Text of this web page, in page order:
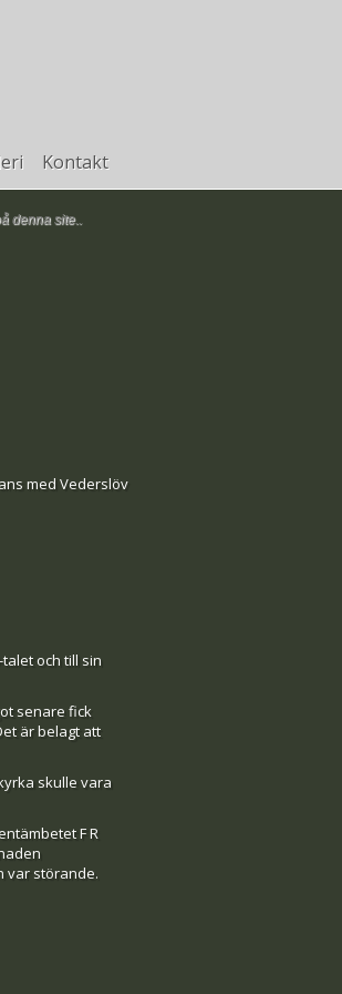
Kontakt
med Vederslöv
och till sin
senare fick
är belagt att
skulle vara
F R
var störande.